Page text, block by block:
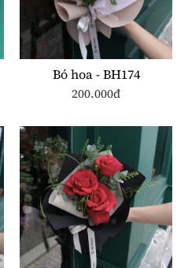
Bó hoa - BH174
200.000đ